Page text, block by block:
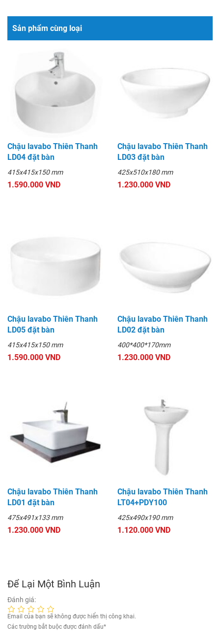
Sản phẩm cùng loại
Chậu lavabo Thiên Thanh
LD04 đặt bàn
415x415x150 mm
1.590.000 VND
Chậu lavabo Thiên Thanh
LD03 đặt bàn
425x510x180 mm
1.230.000 VND
Chậu lavabo Thiên Thanh
LD05 đặt bàn
415x415x150 mm
1.590.000 VND
Chậu lavabo Thiên Thanh
LD02 đặt bàn
400*400*170mm
1.230.000 VND
Chậu lavabo Thiên Thanh
LD01 đặt bàn
475x491x133 mm
1.230.000 VND
Chậu lavabo Thiên Thanh
LT04+PDY100
425x490x190 mm
1.120.000 VND
Để Lại Một Bình Luận
Đánh giá:
Email của bạn sẽ không được hiển thị công khai.
Các trường bắt buộc được đánh dấu*